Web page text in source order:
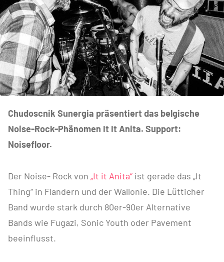
Chudoscnik Sunergia präsentiert das belgische
Noise-Rock-Phänomen It It Anita. Support:
Noisefloor.
Der Noise- Rock von „It it Anita“ ist gerade das „It
Thing“ in Flandern und der Wallonie. Die Lütticher
Band wurde stark durch 80er-90er Alternative
Bands wie Fugazi, Sonic Youth oder Pavement
beeinflusst.